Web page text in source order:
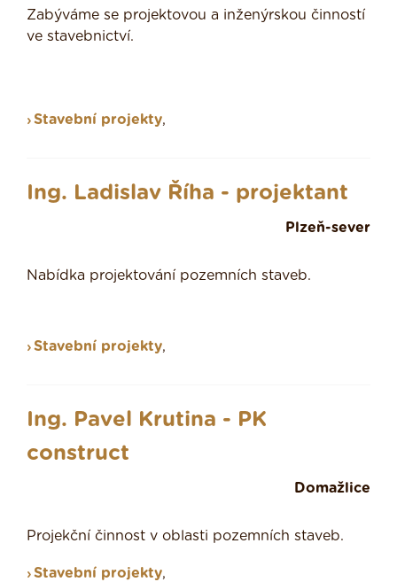
Zabýváme se projektovou a inženýrskou činností
ve stavebnictví.
Stavební projekty,
Ing. Ladislav Říha - projektant
Plzeň-sever
Nabídka projektování pozemních staveb.
Stavební projekty,
Ing. Pavel Krutina - PK
construct
Domažlice
Projekční činnost v oblasti pozemních staveb.
Stavební projekty,